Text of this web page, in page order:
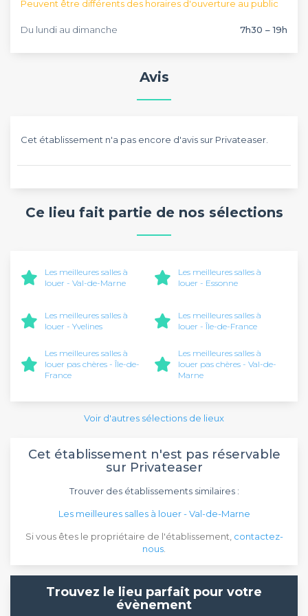
Peuvent être différents des horaires d'ouverture au public
Du lundi au dimanche 7h30 – 19h
Avis
Cet établissement n'a pas encore d'avis sur Privateaser.
Ce lieu fait partie de nos sélections
Les meilleures salles à
louer - Val-de-Marne
Les meilleures salles à
louer - Essonne
Les meilleures salles à
louer - Yvelines
Les meilleures salles à
louer - Île-de-France
Les meilleures salles à
louer pas chères - Île-de-
France
Les meilleures salles à
louer pas chères - Val-de-
Marne
Voir d'autres sélections de lieux
Cet établissement n'est pas réservable
sur Privateaser
Trouver des établissements similaires :
Les meilleures salles à louer - Val-de-Marne
Si vous êtes le propriétaire de l'établissement, contactez-
nous
Trouvez le lieu parfait pour votre
évènement